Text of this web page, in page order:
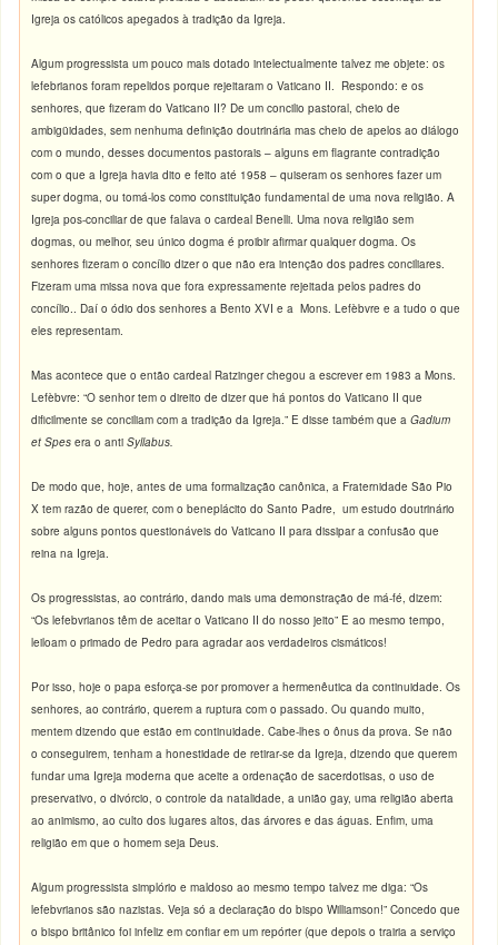
Igreja os católicos apegados à tradição da Igreja.
Algum progressista um pouco mais dotado intelectualmente talvez me objete: os
lefebrianos foram repelidos porque rejeitaram o Vaticano II. Respondo: e os
senhores, que fizeram do Vaticano II? De um concilio pastoral, cheio de
ambigüidades, sem nenhuma definição doutrinária mas cheio de apelos ao diálogo
com o mundo, desses documentos pastorais – alguns em flagrante contradição
com o que a Igreja havia dito e feito até 1958 – quiseram os senhores fazer um
super dogma, ou tomá-los como constituição fundamental de uma nova religião. A
Igreja pos-conciliar de que falava o cardeal Benelli. Uma nova religião sem
dogmas, ou melhor, seu único dogma é proibir afirmar qualquer dogma. Os
senhores fizeram o concílio dizer o que não era intenção dos padres conciliares.
Fizeram uma missa nova que fora expressamente rejeitada pelos padres do
concílio.. Daí o ódio dos senhores a Bento XVI e a Mons. Lefèbvre e a tudo o que
eles representam.
Mas acontece que o então cardeal Ratzinger chegou a escrever em 1983 a Mons.
Lefèbvre: “O senhor tem o direito de dizer que há pontos do Vaticano II que
dificilmente se conciliam com a tradição da Igreja.” E disse também que aGadium
et Spesera o antiSyllabus.
De modo que, hoje, antes de uma formalização canônica, a Fraternidade São Pio
X tem razão de querer, com o beneplácito do Santo Padre, um estudo doutrinário
sobre alguns pontos questionáveis do Vaticano II para dissipar a confusão que
reina na Igreja.
Os progressistas, ao contrário, dando mais uma demonstração de má-fé, dizem:
“Os lefebvrianos têm de aceitar o Vaticano II do nosso jeito” E ao mesmo tempo,
leiloam o primado de Pedro para agradar aos verdadeiros cismáticos!
Por isso, hoje o papa esforça-se por promover a hermenêutica da continuidade. Os
senhores, ao contrário, querem a ruptura com o passado. Ou quando muito,
mentem dizendo que estão em continuidade. Cabe-lhes o ônus da prova. Se não
o conseguirem, tenham a honestidade de retirar-se da Igreja, dizendo que querem
fundar uma Igreja moderna que aceite a ordenação de sacerdotisas, o uso de
preservativo, o divórcio, o controle da natalidade, a união gay, uma religião aberta
ao animismo, ao culto dos lugares altos, das árvores e das águas. Enfim, uma
religião em que o homem seja Deus.
Algum progressista simplório e maldoso ao mesmo tempo talvez me diga: “Os
lefebvrianos são nazistas. Veja só a declaração do bispo Williamson!” Concedo que
o bispo britânico foi infeliz em confiar em um repórter (que depois o trairia a serviço